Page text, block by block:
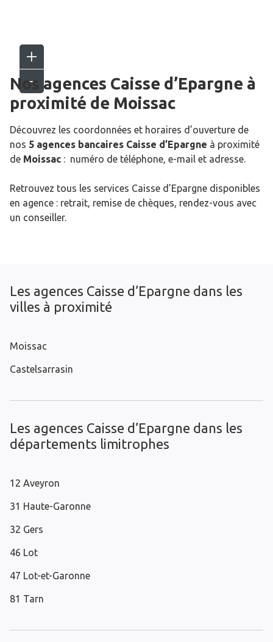
Nos agences Caisse d’Epargne à
proximité de Moissac
Découvrez les coordonnées et horaires d’ouverture de
nos 5 agences bancaires Caisse d’Epargne à proximité
de Moissac : numéro de téléphone, e-mail et adresse.
Retrouvez tous les services Caisse d’Epargne disponibles
en agence : retrait, remise de chèques, rendez-vous avec
un conseiller.
Les agences Caisse d’Epargne dans les
villes à proximité
Moissac
Castelsarrasin
Les agences Caisse d’Epargne dans les
départements limitrophes
12 Aveyron
31 Haute-Garonne
32 Gers
46 Lot
47 Lot-et-Garonne
81 Tarn